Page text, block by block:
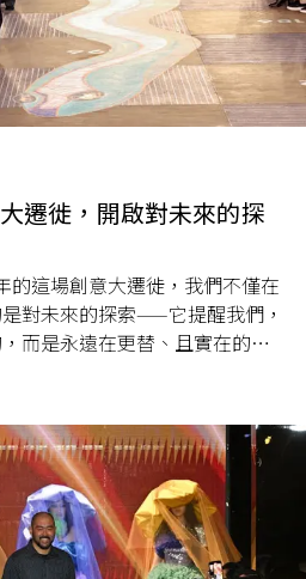
遷徙，開啟對未來的探
的這場創意大遷徙，我們不僅在
對未來的探索——它提醒我們，
而是永遠在更替、且實在的文